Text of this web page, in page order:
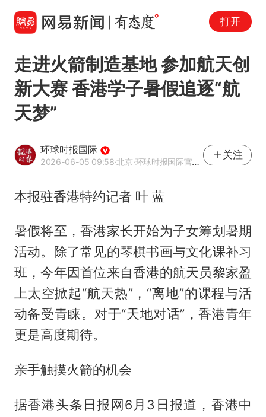
打开
走进火箭制造基地 参加航天创
新大赛 香港学子暑假追逐“航
天梦”
环球时报国际
2026-06-05 09:58·北京·环球时报国际官方网易号
关注
本报驻香港特约记者 叶 蓝
暑假将至，香港家长开始为子女筹划暑期
活动。除了常见的琴棋书画与文化课补习
班，今年因首位来自香港的航天员黎家盈
上太空掀起“航天热”，“离地”的课程与活
动备受青睐。对于“天地对话”，香港青年
更是高度期待。
亲手触摸火箭的机会
据香港头条日报网6月3日报道，香港中